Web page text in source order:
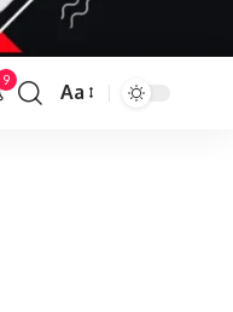
9
Aa